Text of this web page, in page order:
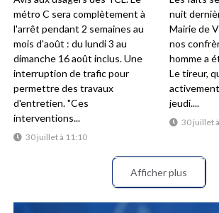
30 juillet à 11:10
métro C sera complètement à
l'arrêt pendant 2 semaines au
mois d'août : du lundi 3 au
dimanche 16 août inclus. Une
interruption de trafic pour
permettre des travaux
d'entretien. "Ces
interventions...
30 juillet
nuit
Mairie de
nos
homme a
Le tireur,
jeudi....
Afficher plus